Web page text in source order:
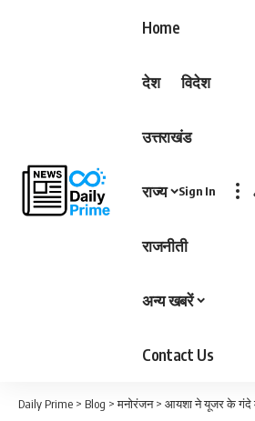
Home
देश विदेश
उत्तराखंड
राज्य
राजनीती
अन्य खबरें
Contact Us
Sign In
Daily Prime > Blog >मनोरंजन> आयशा ने यूजर के गंदे